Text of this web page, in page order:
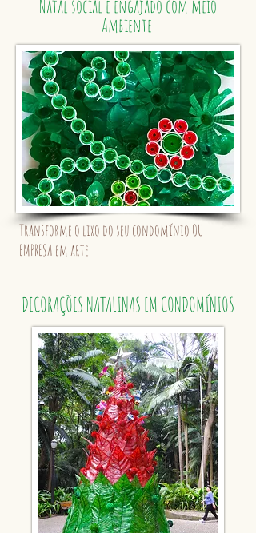
Natal social e engajado com meio
Ambiente
Transforme o lixo do seu condomínio OU
EMPRESA em arte
DECORAÇÕES NATALINAS EM CONDOMÍNIOS